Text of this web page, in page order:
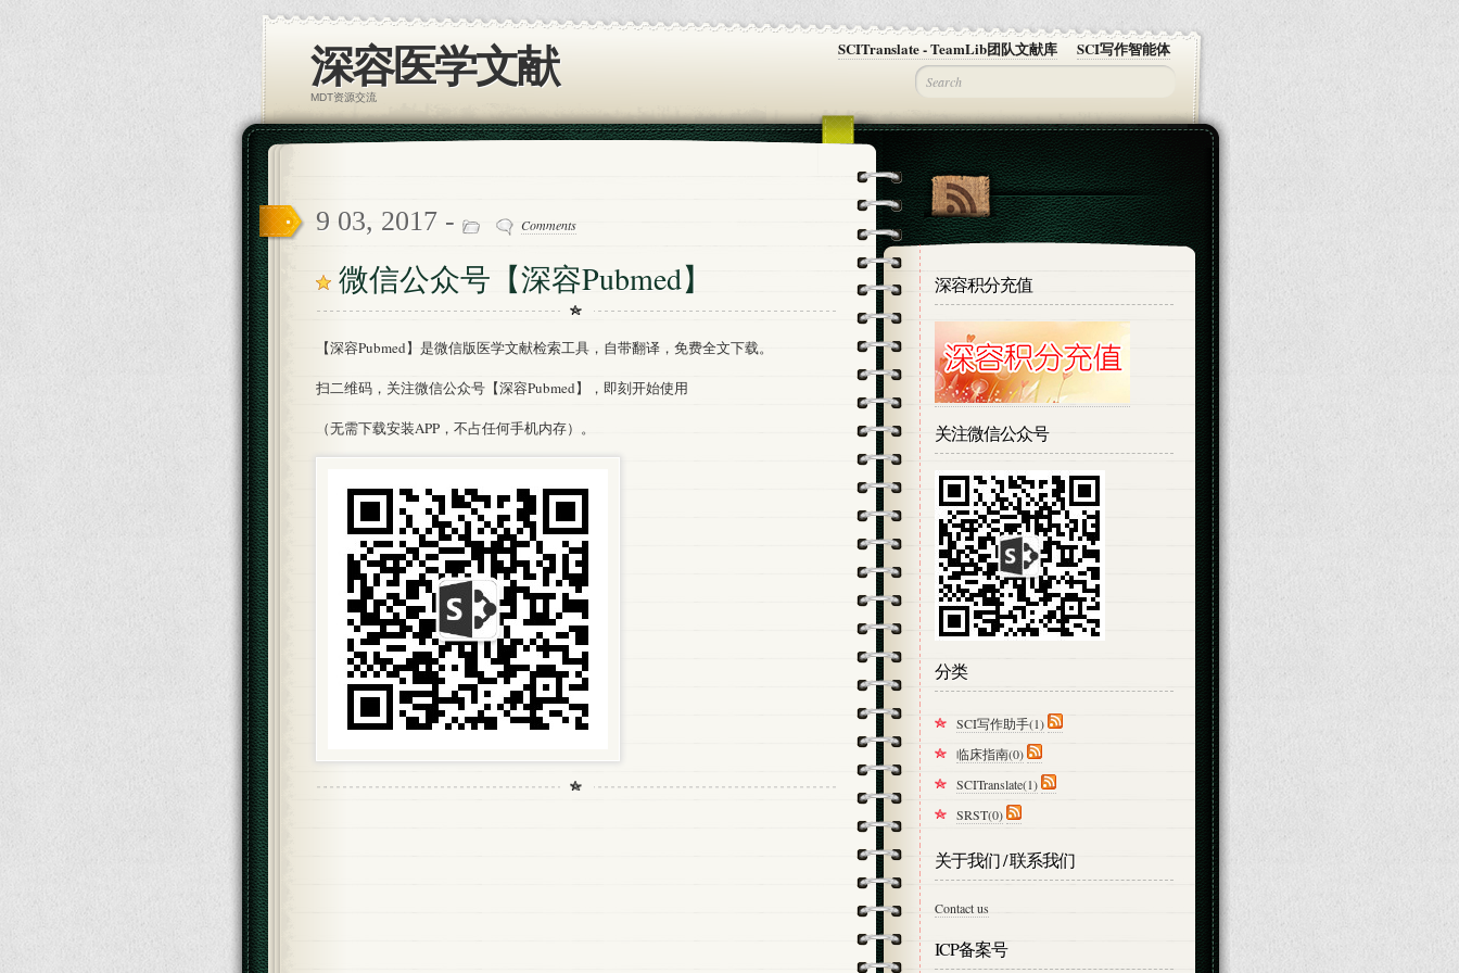
SCITranslate - TeamLib团队文献库 SCI写作智能体
深容医学文献
MDT资源交流
9 03, 2017 - Comments
微信公众号【深容Pubmed】
【深容Pubmed】是微信版医学文献检索工具，自带翻译，免费全文下载。
扫二维码，关注微信公众号【深容Pubmed】，即刻开始使用
（无需下载安装APP，不占任何手机内存）。
深容积分充值
关注微信公众号
分类
SCI写作助手(1)
临床指南(0)
SCITranslate(1)
SRST(0)
关于我们 / 联系我们
Contact us
ICP备案号